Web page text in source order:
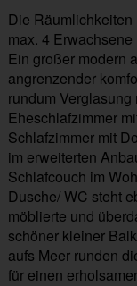
Die
max. 4
Ein großer modern
angrenzender
rundum Verglasung
Eheschlafzimmer
Schlafzimmer mit
im erweiterten
Schlafcouch im
Dusche/ WC steht
möblierte und
schöner kleiner
aufs Meer runden
für einen